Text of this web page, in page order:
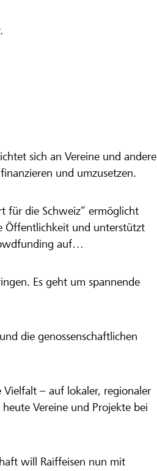
sich an Vereine und andere
und umzusetzen.
für die Schweiz“ ermöglicht
Öffentlichkeit und unterstützt
auf
Es geht um spannende
die genossenschaftlichen
Vielfalt – auf lokaler, regionaler
Vereine und Projekte bei
will Raiffeisen nun mit